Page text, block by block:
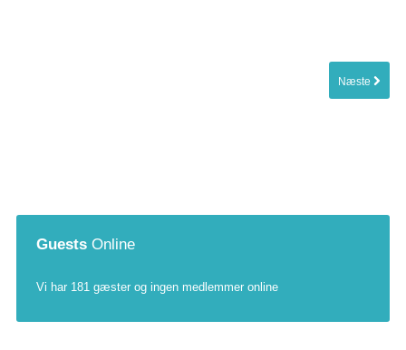
Næste
Guests Online
Vi har 181 gæster og ingen medlemmer online